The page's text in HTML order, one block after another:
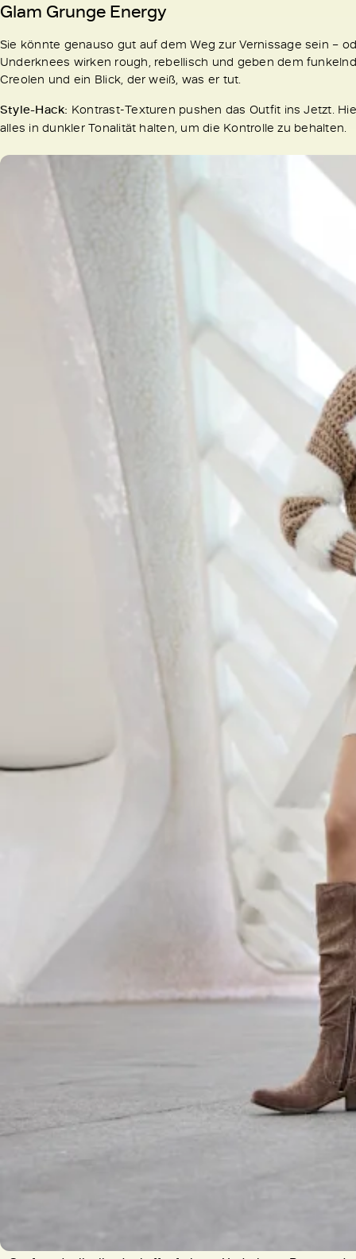
Glam Grunge Energy
Sie könnte genauso gut auf dem Weg zur Vernissage sein –
Underknees wirken rough, rebellisch und geben dem
Creolen und ein Blick, der weiß, was er tut.
Style-Hack: Kontrast-Texturen pushen das Outfit ins Jetzt.
alles in dunkler Tonalität halten, um die Kontrolle zu behalten.